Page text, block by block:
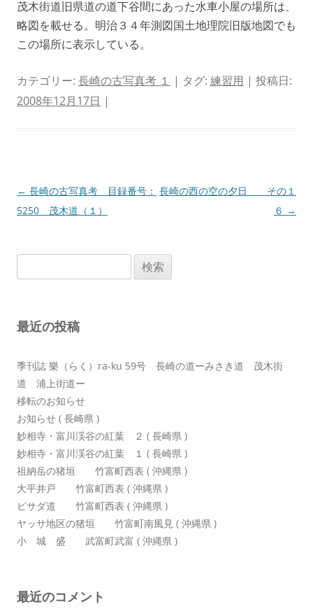
茂木街道旧県道の道下谷間にあった水車小屋の場所は、
略図を載せる。明治３４年測図国土地理院旧版地図でも
この場所に表示している。
カテゴリー: 長崎の古写真考 １ | タグ: 練習用 | 投稿日:
2008年12月17日 |
投
稿
ョ
← 長崎の古写真考 目録番号：
5250 茂木道（１）
長崎の西の空の夕日 その１
６ →
索:
最近の投稿
季刊誌 樂（らく）ra-ku 59号 長崎の道ーみさき道 茂木街
道 浦上街道ー
移転のお知らせ
お知らせ ( 長崎県 )
妙相寺・富川渓谷の紅葉 ２ ( 長崎県 )
妙相寺・富川渓谷の紅葉 １ ( 長崎県 )
祖納岳の猪垣 竹富町西表 ( 沖縄県 )
大平井戸 竹富町西表 ( 沖縄県 )
ピサダ道 竹富町西表 ( 沖縄県 )
ヤッサ地区の猪垣 竹富町南風見 ( 沖縄県 )
小 城 盛 武富町武富 ( 沖縄県 )
最近のコメント